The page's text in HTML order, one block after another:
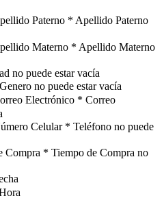
Paterno * Apellido Paterno
Materno * Apellido Materno
no puede estar vacía
Genero no puede estar vacía
Electrónico * Correo
Celular * Teléfono no puede
Compra * Tiempo de Compra no